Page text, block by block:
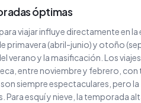
óptimas
viajar influye directamente en la
primavera (abril-junio) y otoño
verano y la masificación. Los
entre noviembre y febrero,
son siempre espectaculares, pero
Para esquí y nieve, la temporada